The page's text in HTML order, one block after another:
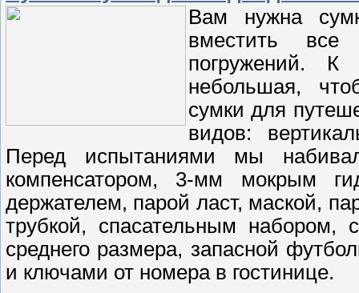
Вам нужна
вместить
погружений.
небольшая,
сумки для
видов:
Перед испытаниями мы
компенсатором, 3-мм мокрым
держателем, парой ласт, маской,
трубкой, спасательным набором,
среднего размера, запасной
и ключами от номера в гостинице.